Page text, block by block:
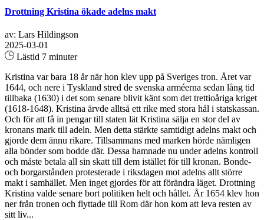
Drottning Kristina ökade adelns makt
av: Lars Hildingson
2025-03-01
Lästid 7 minuter
Kristina var bara 18 år när hon klev upp på Sveriges tron. Året var
1644, och nere i Tyskland stred de svenska arméerna sedan lång tid
tillbaka (1630) i det som senare blivit känt som det trettioåriga kriget
(1618-1648). Kristina ärvde alltså ett rike med stora hål i statskassan.
Och för att få in pengar till staten lät Kristina sälja en stor del av
kronans mark till adeln. Men detta stärkte samtidigt adelns makt och
gjorde dem ännu rikare. Tillsammans med marken hörde nämligen
alla bönder som bodde där. Dessa hamnade nu under adelns kontroll
och måste betala all sin skatt till dem istället för till kronan. Bonde-
och borgarstånden protesterade i riksdagen mot adelns allt större
makt i samhället. Men inget gjordes för att förändra läget. Drottning
Kristina valde senare bort politiken helt och hållet. År 1654 klev hon
ner från tronen och flyttade till Rom där hon kom att leva resten av
sitt liv...